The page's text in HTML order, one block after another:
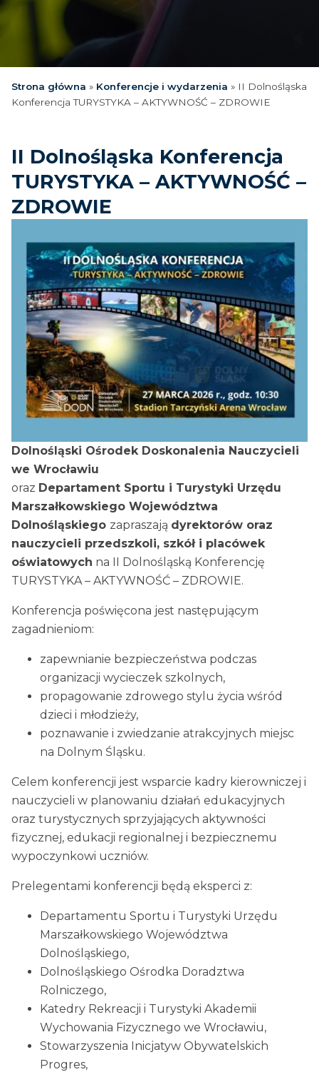
Strona główna » Konferencje i wydarzenia » II Dolnośląska
Konferencja TURYSTYKA – AKTYWNOŚĆ – ZDROWIE
II Dolnośląska Konferencja
TURYSTYKA – AKTYWNOŚĆ –
ZDROWIE
Dolnośląski Ośrodek Doskonalenia Nauczycieli
we Wrocławiu
oraz Departament Sportu i Turystyki Urzędu
Marszałkowskiego Województwa
Dolnośląskiego zapraszają dyrektorów oraz
nauczycieli przedszkoli, szkół i placówek
oświatowych na II Dolnośląską Konferencję
TURYSTYKA – AKTYWNOŚĆ – ZDROWIE.
Konferencja poświęcona jest następującym
zagadnieniom:
zapewnianie bezpieczeństwa podczas
organizacji wycieczek szkolnych,
propagowanie zdrowego stylu życia wśród
dzieci i młodzieży,
poznawanie i zwiedzanie atrakcyjnych miejsc
na Dolnym Śląsku.
Celem konferencji jest wsparcie kadry kierowniczej i
nauczycieli w planowaniu działań edukacyjnych
oraz turystycznych sprzyjających aktywności
fizycznej, edukacji regionalnej i bezpiecznemu
wypoczynkowi uczniów.
Prelegentami konferencji będą eksperci z:
Departamentu Sportu i Turystyki Urzędu
Marszałkowskiego Województwa
Dolnośląskiego,
Dolnośląskiego Ośrodka Doradztwa
Rolniczego,
Katedry Rekreacji i Turystyki Akademii
Wychowania Fizycznego we Wrocławiu,
Stowarzyszenia Inicjatyw Obywatelskich
Progres,